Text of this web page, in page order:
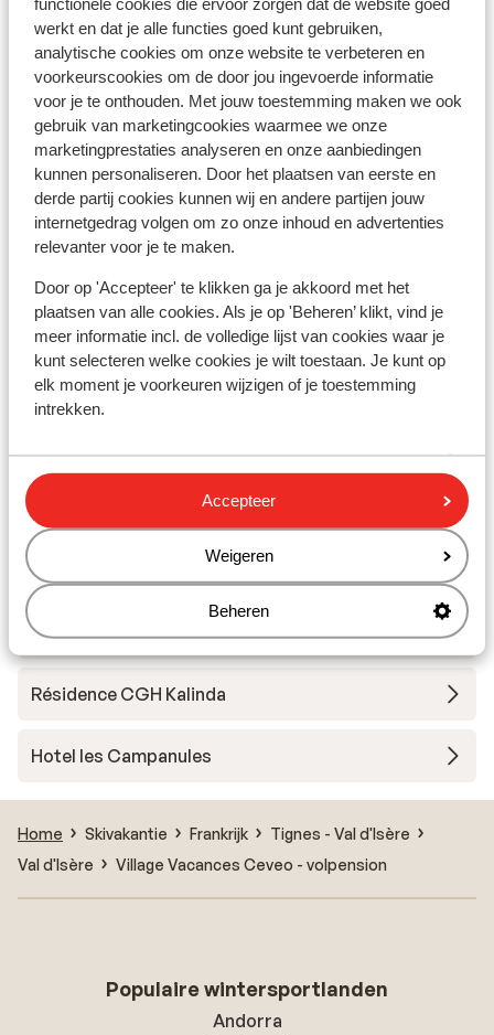
functionele cookies die ervoor zorgen dat de website goed
werkt en dat je alle functies goed kunt gebruiken,
analytische cookies om onze website te verbeteren en
voorkeurscookies om de door jou ingevoerde informatie
voor je te onthouden. Met jouw toestemming maken we ook
gebruik van marketingcookies waarmee we onze
marketingprestaties analyseren en onze aanbiedingen
kunnen personaliseren. Door het plaatsen van eerste en
derde partij cookies kunnen wij en andere partijen jouw
internetgedrag volgen om zo onze inhoud en advertenties
relevanter voor je te maken.
Door op 'Accepteer' te klikken ga je akkoord met het
plaatsen van alle cookies. Als je op 'Beheren’ klikt, vind je
meer informatie incl. de volledige lijst van cookies waar je
kunt selecteren welke cookies je wilt toestaan. Je kunt op
elk moment je voorkeuren wijzigen of je toestemming
intrekken.
Accepteer
Weigeren
Beheren
Résidence Le Jhana
Hotel Club Belambra Tignes Val Claret
Résidence Boutique CGH Le Lodge des Neiges
*****
Résidence Lodges des Neiges
Résidence Phoenix
Hotel l'Aigle du Montana
Boutique Résidence CGH Le Névada
Résidence CGH Kalinda - Voordeeltarief
Résidence CGH Kalinda
Hotel les Campanules
Home Skivakantie Frankrijk
Tignes - Val d'Isère
Val d'Isère
Village Vacances Ceveo - volpension
Populaire wintersportlanden
Andorra